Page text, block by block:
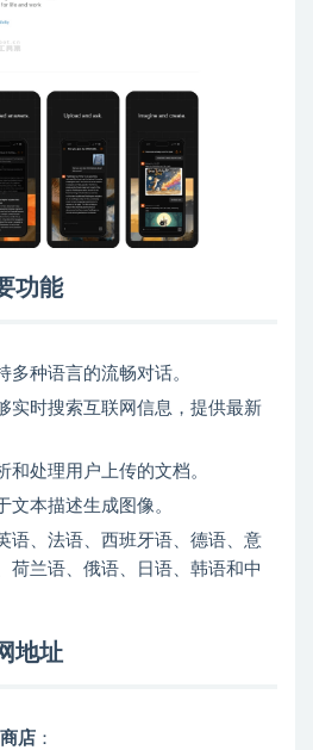
功能
多种语言的流畅对话。
实时搜索互联网信息，提供最新
和处理用户上传的文档。
文本描述生成图像。
语、法语、西班牙语、德语、意
荷兰语、俄语、日语、韩语和中
地址
店 ：